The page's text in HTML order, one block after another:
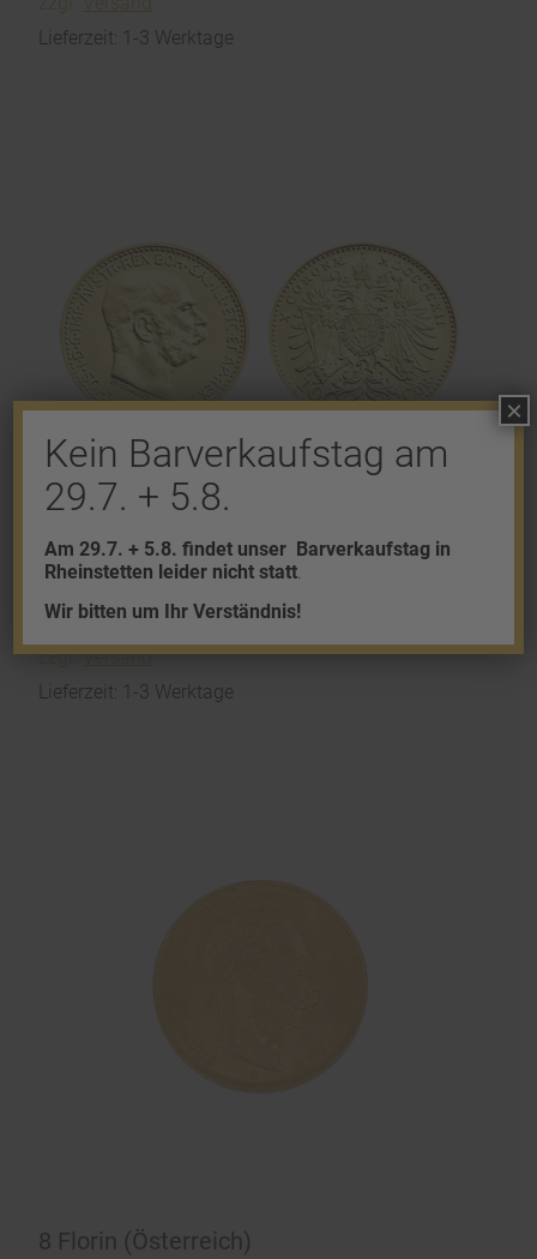
Lieferzeit: 1-3 Werktage
10 Kronen (Österreich)
378,26€
zzgl.Versand
Lieferzeit: 1-3 Werktage
8 Florin (Österreich)
Kein Barverkaufstag am
29.7. + 5.8.
Am 29.7. + 5.8. findet unser Barverkaufstag in
Rheinstetten leider nicht statt.
Wir bitten um Ihr Verständnis!
×